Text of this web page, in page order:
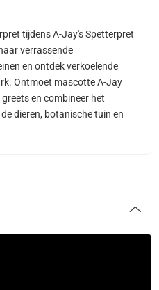
tijdens A-Jay's Spetterpret
verrassende
en ontdek verkoelende
Ontmoet mascotte A-Jay
en combineer het
dieren, botanische tuin en